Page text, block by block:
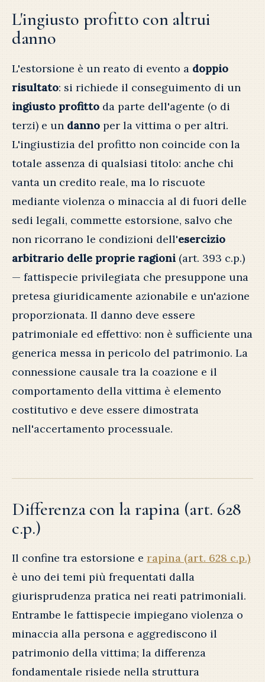
L'ingiusto profitto con altrui
danno
L'estorsione è un reato di evento a doppio
risultato: si richiede il conseguimento di un
ingiusto profitto da parte dell'agente (o di
terzi) e un danno per la vittima o per altri.
L'ingiustizia del profitto non coincide con la
totale assenza di qualsiasi titolo: anche chi
vanta un credito reale, ma lo riscuote
mediante violenza o minaccia al di fuori delle
sedi legali, commette estorsione, salvo che
non ricorrano le condizioni dell'esercizio
arbitrario delle proprie ragioni (art. 393 c.p.)
— fattispecie privilegiata che presuppone una
pretesa giuridicamente azionabile e un'azione
proporzionata. Il danno deve essere
patrimoniale ed effettivo: non è sufficiente una
generica messa in pericolo del patrimonio. La
connessione causale tra la coazione e il
comportamento della vittima è elemento
costitutivo e deve essere dimostrata
nell'accertamento processuale.
Differenza con la rapina (art. 628
c.p.)
Il confine tra estorsione e rapina (art. 628 c.p.)
è uno dei temi più frequentati dalla
giurisprudenza pratica nei reati patrimoniali.
Entrambe le fattispecie impiegano violenza o
minaccia alla persona e aggrediscono il
patrimonio della vittima; la differenza
fondamentale risiede nella struttura